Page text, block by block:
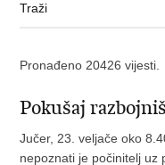
Pronađeno 20426 vijesti.
Pokušaj
Jučer, 23. veljače oko
nepoznati je počinitelj uz